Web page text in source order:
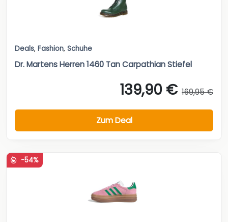
Deals, Fashion, Schuhe
Dr. Martens Herren 1460 Tan Carpathian Stiefel
139,90 € 169,95 €
Zum Deal
-54%